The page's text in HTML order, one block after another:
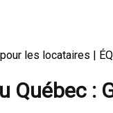
les locataires |
Québec :